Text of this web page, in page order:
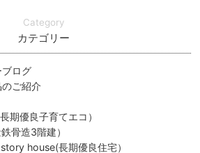
Category
カテゴリー
ログ
ご紹介
優良子育てエコ）
骨造3階建）
house(長期優良住宅）